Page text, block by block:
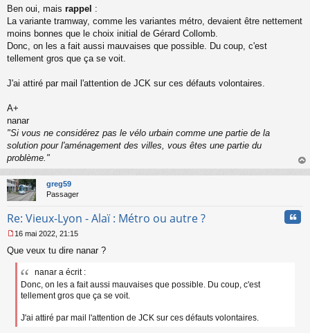
e
s
s
g
e
o
u
Ben oui, mais rappel :
La variante tramway, comme les variantes métro, devaient être nettement
moins bonnes que le choix initial de Gérard Collomb.
Donc, on les a fait aussi mauvaises que possible. Du coup, c'est
tellement gros que ça se voit.
J'ai attiré par mail l'attention de JCK sur ces défauts volontaires.
A+
nanar
"Si vous ne considérez pas le vélo urbain comme une partie de la
solution pour l'aménagement des villes, vous êtes une partie du
problème."
au
greg59
Passager
Re: Vieux-Lyon - Alaï : Métro ou autre ?
e
s
16 mai 2022, 21:15
Que veux tu dire nanar ?
nanar a écrit :
Donc, on les a fait aussi mauvaises que possible. Du coup, c'est
tellement gros que ça se voit.
J'ai attiré par mail l'attention de JCK sur ces défauts volontaires.